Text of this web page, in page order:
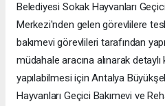
Belediyesi Sokak Hayvanları
Merkezi'nden gelen görevlilere
bakımevi görevlileri tarafından
müdahale aracına alınarak
yapılabilmesi için Antalya
Hayvanları Geçici Bakımevi ve